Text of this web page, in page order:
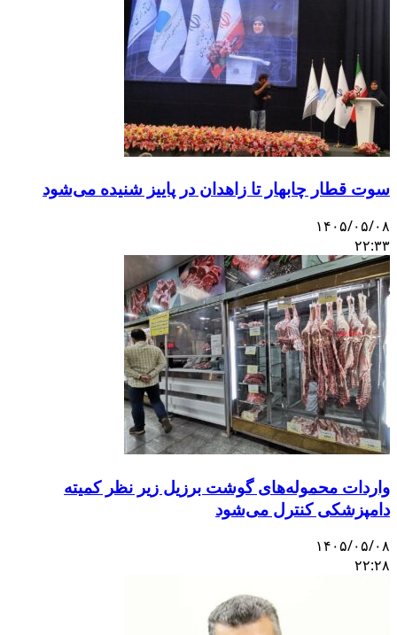
سوت قطار چابهار تا زاهدان در پاییز شنیده می‌شود
۱۴۰۵/۰۵/۰۸
۲۲:۳۳
واردات محموله‌های گوشت برزیل زیر نظر کمیته
دامپزشکی کنترل می‌شود
۱۴۰۵/۰۵/۰۸
۲۲:۲۸